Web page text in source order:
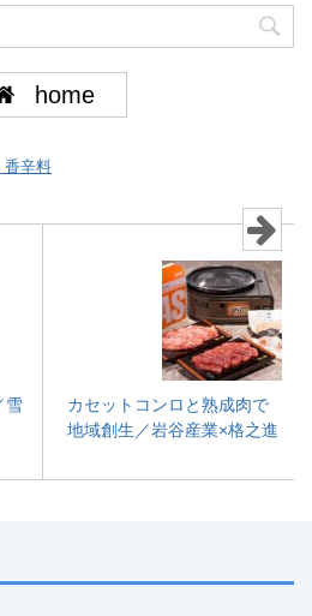
home
香辛料
雪
カセットコンロと熟成肉で
地域創生／岩谷産業×格之進